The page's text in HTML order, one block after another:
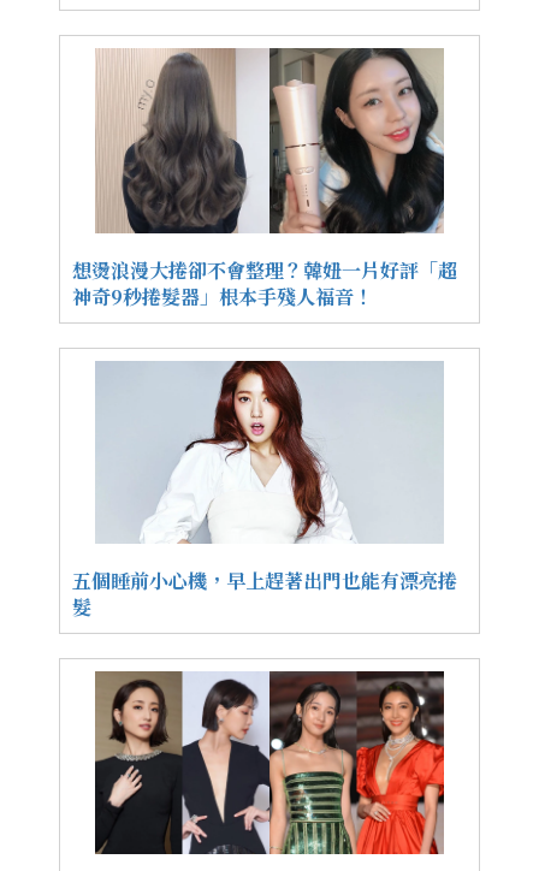
想燙浪漫大捲卻不會整理？韓妞一片好評「超
神奇9秒捲髮器」根本手殘人福音！
五個睡前小心機，早上趕著出門也能有漂亮捲
髮